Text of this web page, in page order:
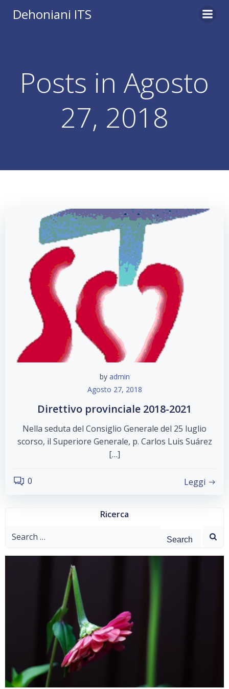
Dehoniani ITS
Posts in Agosto
27, 2018
by admin
Agosto 27, 2018
Direttivo provinciale 2018-2021
Nella seduta del Consiglio Generale del 25 luglio
scorso, il Superiore Generale, p. Carlos Luis Suárez
[…]
0 Leggi
Ricerca
Search